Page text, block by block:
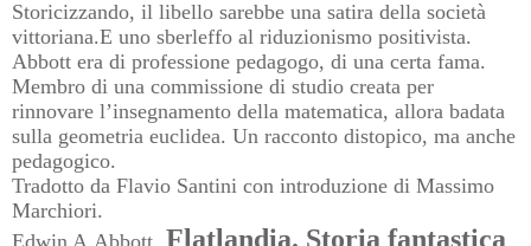
Storicizzando, il libello sarebbe una satira della società
vittoriana.E uno sberleffo al riduzionismo positivista.
Abbott era di professione pedagogo, di una certa fama.
Membro di una commissione di studio creata per
rinnovare l’insegnamento della matematica, allora badata
sulla geometria euclidea. Un racconto distopico, ma anche
pedagogico.
Tradotto da Flavio Santini con introduzione di Massimo
Marchiori.
Edwin A.Abbott, Flatlandia. Storia fantastica